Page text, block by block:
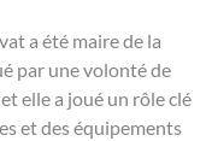
a été maire de la
par une volonté de
elle a joué un rôle clé
et des équipements